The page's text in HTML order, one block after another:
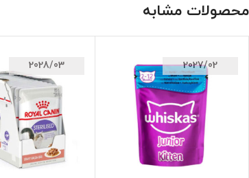
محصولات مشابه
2027/02
2028/03